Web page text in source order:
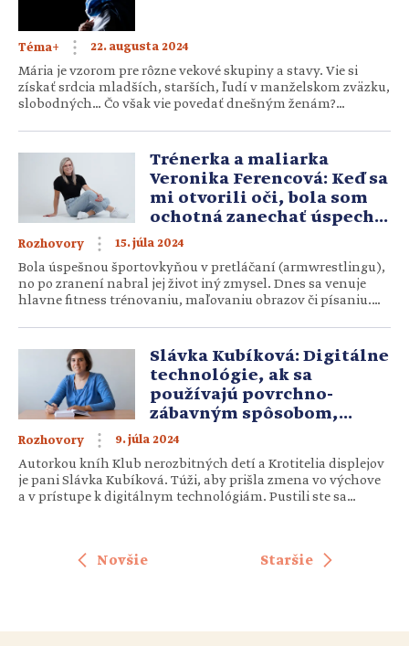
Téma+ 22. augusta 2024
Mária je vzorom pre rôzne vekové skupiny a stavy. Vie si
získať srdcia mladších, starších, ľudí v manželskom zväzku,
slobodných… Čo však vie povedať dnešným ženám?
mnohých veciach? Spomeňme aspoň niektoré. 1. Očakávaj
Pána Zrazu sa Márii zjavil anjel. Bola mladá, celý život […]
Trénerka a maliarka
Veronika Ferencová: Keď sa
mi otvorili oči, bola som
ochotná zanechať úspechy,
dary, talenty
Rozhovory 15. júla 2024
Bola úspešnou športovkyňou v pretláčaní (armwrestlingu),
no po zranení nabral jej život iný zmysel. Dnes sa venuje
hlavne fitness trénovaniu, maľovaniu obrazov či písaniu.
s Bohom a snaží sa z toho čerpať. Žena a armwrestling. Ide
to dokopy? Ako si sa k nemu dostala? Od malička […]
Slávka Kubíková: Digitálne
technológie, ak sa
používajú povrchno-
zábavným spôsobom,
človeka otupujú
Rozhovory 9. júla 2024
Autorkou kníh Klub nerozbitných detí a Krotitelia displejov
je pani Slávka Kubíková. Túži, aby prišla zmena vo výchove
a v prístupe k digitálnym technológiám. Pustili ste sa
ale v ľudstve. […]
Novšie Staršie